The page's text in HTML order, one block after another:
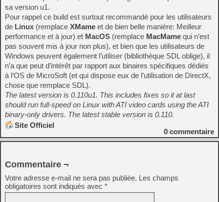
sa version u1.
Pour rappel ce build est surtout recommandé pour les utilisateurs
de Linux (remplace XMame et de bien belle manière: Meilleur
performance et à jour) et MacOS (remplace MacMame qui n’est
pas souvent mis à jour non plus), et bien que les utilisateurs de
Windows peuvent également l’utiliser (bibliothèque SDL oblige), il
n’a que peut d’intérêt par rapport aux binaires spécifiques dédiés
à l’OS de MicroSoft (et qui dispose eux de l’utilisation de DirectX,
chose que remplace SDL).
The latest version is 0.110u1. This includes fixes so it at last
should run full-speed on Linux with ATI video cards using the ATI
binary-only drivers. The latest stable version is 0.110.
Site Officiel
0 commentaire
Commentaire ¬
Votre adresse e-mail ne sera pas publiée. Les champs
obligatoires sont indiqués avec *